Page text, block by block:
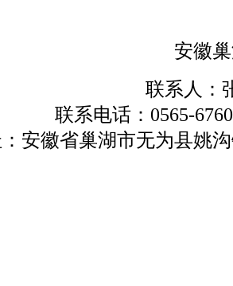
安徽
张先
： 0565-
为县姚沟镇姚